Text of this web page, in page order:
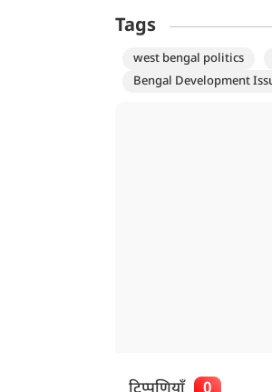
Tags
west bengal politics
Bengal Development